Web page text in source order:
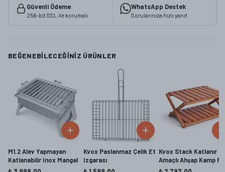
Güvenli Ödeme
256-bit SSL ile korumalı
WhatsApp Destek
Sorularınıza hızlı yanıt
BEĞENEBILECEĞINIZ ÜRÜNLER
M1.2 Alev Yapmayan
Katlanabilir Inox Mangal
Kvox Paslanmaz Çelik Et
Izgarası
Kvox Stack Katlanır
Amaçlı Ahşap Kamp
Handmade